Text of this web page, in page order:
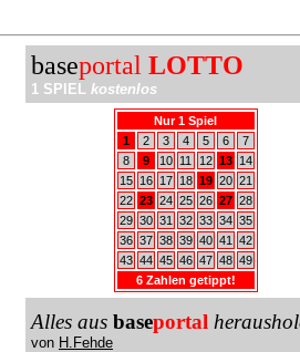
baseportal LOTTO
1 SPIEL kostenlos
Nur 1 Spiel
1
2 3 4 5 6
7
8
9 10 11 12 13
14
15
16 17 18 19 20 21
22 23 24 25 26 27 28
29 30 31 32 33 34 35
36 37 38 39 40 41
42
43 44 45 46 47 48 49
6 Zahlen getippt!
Alles aus baseportal
von H.Fehde